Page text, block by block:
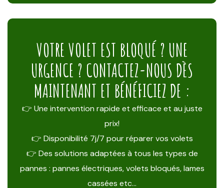
VOTRE VOLET EST BLOQUÉ ? UNE
URGENCE ? CONTACTEZ-NOUS DÈS
MAINTENANT ET BÉNÉFICIEZ DE :
👉 Une intervention rapide et efficace et au juste
prix!
👉 Disponibilité 7j/7 pour réparer vos volets
👉 Des solutions adaptées à tous les types de
pannes : pannes électriques, volets bloqués, lames
cassées etc…